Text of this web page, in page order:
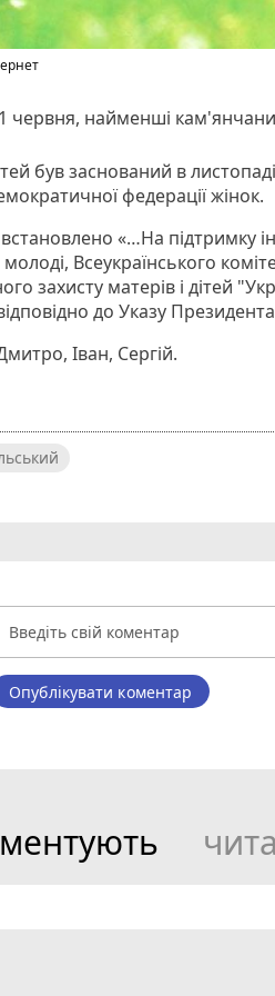
червня, найменші
був заснований в
федерації жінок.
«…На підтримку
молоді, Всеукраїнського
захисту матерів і дітей
до Указу
Іван, Сергій.
Опублікувати коментар